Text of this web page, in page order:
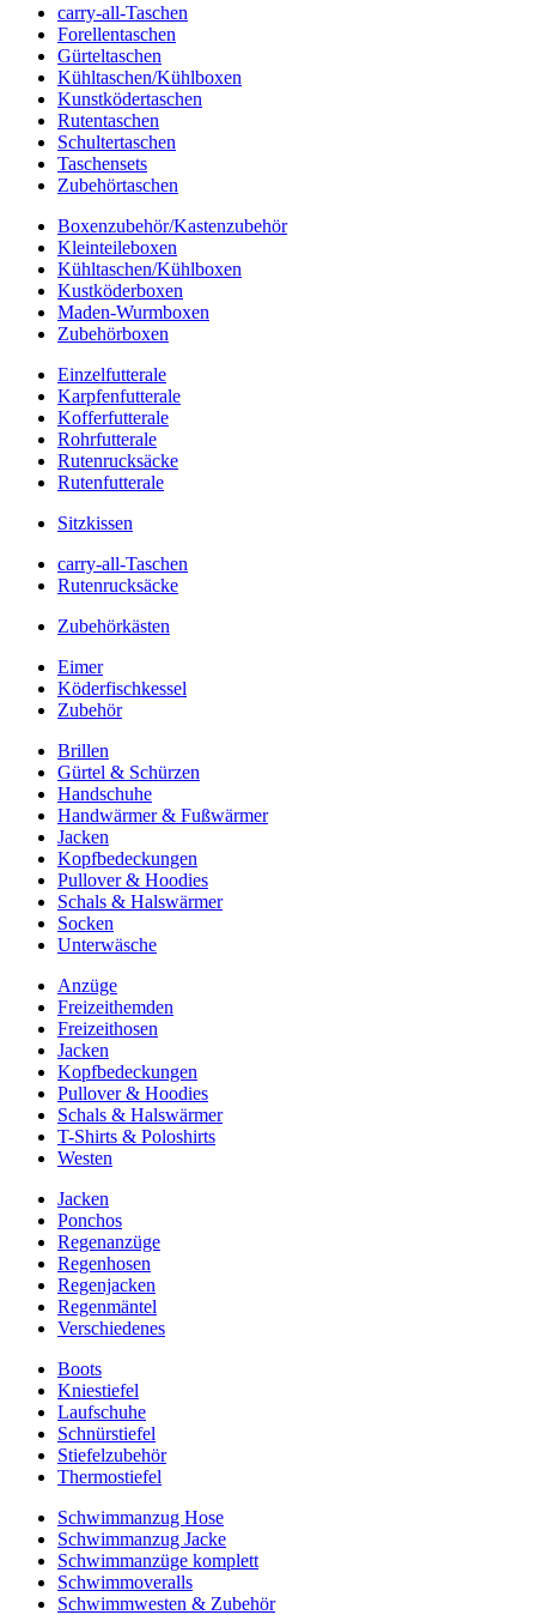
carry-all-Taschen
Forellentaschen
Gürteltaschen
Kühltaschen/Kühlboxen
Kunstködertaschen
Rutentaschen
Schultertaschen
Taschensets
Zubehörtaschen
Boxenzubehör/Kastenzubehör
Kleinteileboxen
Kühltaschen/Kühlboxen
Kustköderboxen
Maden-Wurmboxen
Zubehörboxen
Einzelfutterale
Karpfenfutterale
Kofferfutterale
Rohrfutterale
Rutenrucksäcke
Rutenfutterale
Sitzkissen
carry-all-Taschen
Rutenrucksäcke
Zubehörkästen
Eimer
Köderfischkessel
Zubehör
Brillen
Gürtel & Schürzen
Handschuhe
Handwärmer & Fußwärmer
Jacken
Kopfbedeckungen
Pullover & Hoodies
Schals & Halswärmer
Socken
Unterwäsche
Anzüge
Freizeithemden
Freizeithosen
Jacken
Kopfbedeckungen
Pullover & Hoodies
Schals & Halswärmer
T-Shirts & Poloshirts
Westen
Jacken
Ponchos
Regenanzüge
Regenhosen
Regenjacken
Regenmäntel
Verschiedenes
Boots
Kniestiefel
Laufschuhe
Schnürstiefel
Stiefelzubehör
Thermostiefel
Schwimmanzug Hose
Schwimmanzug Jacke
Schwimmanzüge komplett
Schwimmoveralls
Schwimmwesten & Zubehör